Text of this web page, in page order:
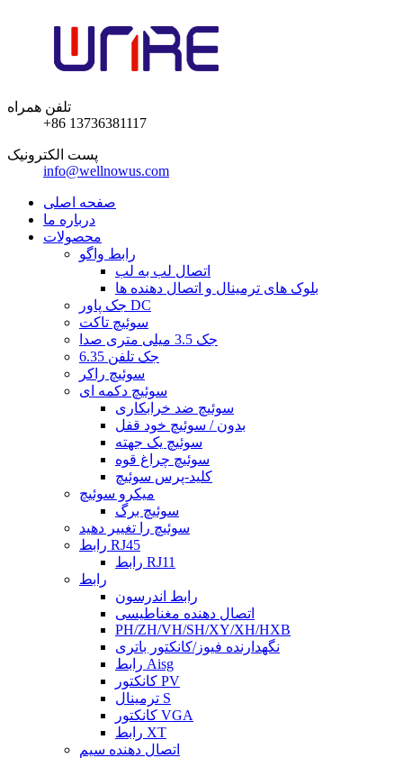
تلفن همراه
+86 13736381117
پست الکترونیک
info@wellnowus.com
صفحه اصلی
درباره ما
محصولات
رابط واگو
اتصال لب به لب
بلوک های ترمینال و اتصال دهنده ها
جک پاور DC
سوئیچ تاکت
جک 3.5 میلی متری صدا
6.35 جک تلفن
سوئیچ راکر
سوئیچ دکمه ای
سوئیچ ضد خرابکاری
بدون / سوئیچ خود قفل
سوئیچ یک جهته
سوئیچ چراغ قوه
کلید-پرس سوئیچ
میکرو سوئیچ
سوئیچ برگ
سوئیچ را تغییر دهید
رابط RJ45
رابط RJ11
رابط
رابط اندرسون
اتصال دهنده مغناطیسی
PH/ZH/VH/SH/XY/XH/HXB
نگهدارنده فیوز/کانکتور باتری
رابط Aisg
کانکتور PV
ترمینال S
کانکتور VGA
رابط XT
اتصال دهنده سیم